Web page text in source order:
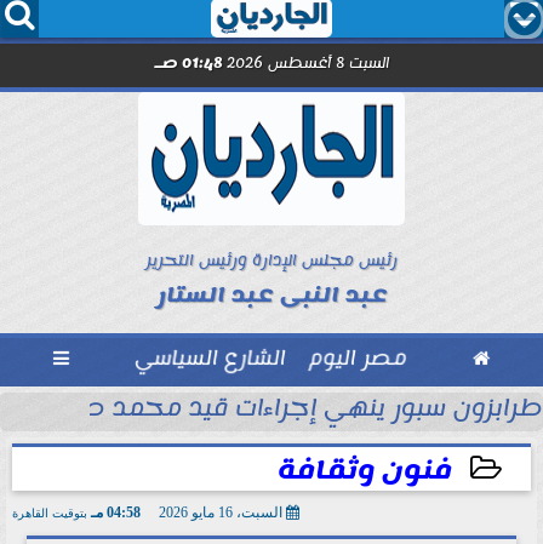
  
السبت 8 أغسطس 2026 01:48 صـ
رئيس مجلس الإدارة ورئيس التحرير
عبد النبى عبد الستار
 مصر اليوم الشارع السياسي 
طرابزون سبور ينهي إجراءات قيد محمد صلاح
فنون وثقافة
السبت، 16 مايو 2026 04:58 مـ بتوقيت القاهرة